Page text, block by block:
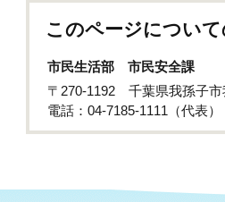
このページについ
市民生活部 市民安全課
〒270-1192 千葉県我孫子市
電話：04-7185-1111（代表